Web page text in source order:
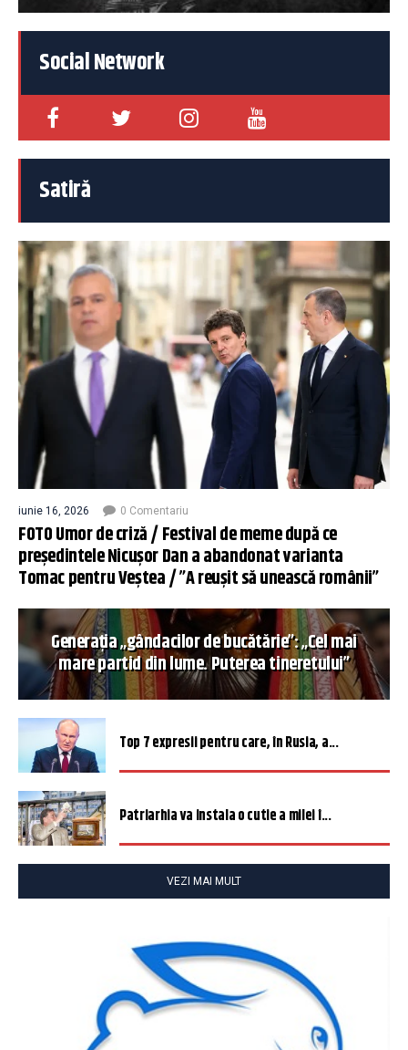
Social Network
Satiră
iunie 16, 2026 0 Comentariu
FOTO Umor de criză / Festival de meme după ce
președintele Nicușor Dan a abandonat varianta
Tomac pentru Veștea / ”A reușit să unească românii”
Generația „gândacilor de bucătărie”: „Cel mai
mare partid din lume. Puterea tineretului”
Top 7 expresii pentru care, în Rusia, a...
Patriarhia va instala o cutie a milei î...
VEZI MAI MULT